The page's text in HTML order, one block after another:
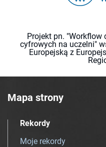
Projekt pn.
cyfrowych na uczelni"
Europejską z
Mapa strony
Rekordy
Moje rekordy